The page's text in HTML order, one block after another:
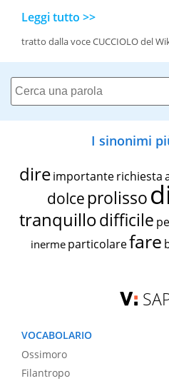
Leggi tutto >>
tratto dalla voce CUCCIOLO del
I sinonimi
dire importante richiesta
dolce prolisso
tranquillodifficile
inerme particolarefare
VOCABOLARIO
Ossimoro
Filantropo